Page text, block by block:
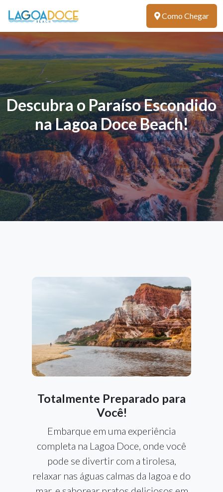
Como Chegar
Descubra o Paraíso Escondido
na Lagoa Doce Beach!
Totalmente Preparado para
Você!
Embarque em uma experiência
completa na Lagoa Doce, onde você
pode se divertir com a tirolesa,
relaxar nas águas calmas da lagoa e do